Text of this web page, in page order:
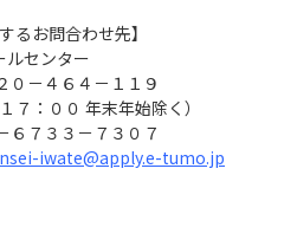
るお問合わせ先】
ルセンター
０－４６４－１１９
７：００ 年末年始除く）
６７３３－７３０７
iwate@apply.e-tumo.jp